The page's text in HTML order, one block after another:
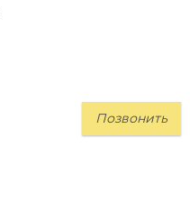
Позвонить